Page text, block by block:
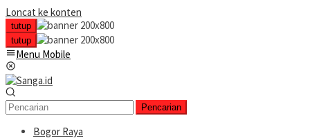
Loncat ke konten
tutup
tutup
Menu Mobile
Pencarian
Bogor Raya